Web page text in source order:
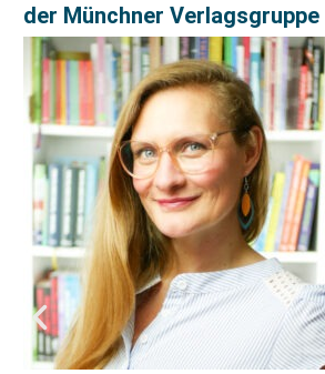
der Münchner Verlagsgruppe